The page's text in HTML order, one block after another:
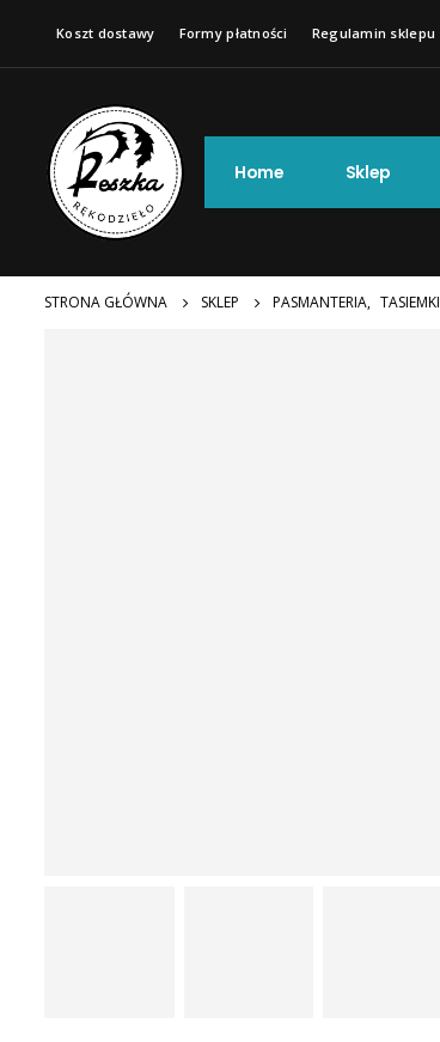
Koszt dostawy Formy płatności Regulamin sklepu
Home Sklep
STRONA GŁÓWNA SKLEP PASMANTERIA, TASIEMKI